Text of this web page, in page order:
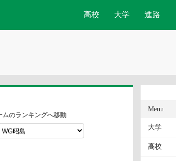
高校 大学 進路
ムのランキングへ移動
Menu
大学
高校